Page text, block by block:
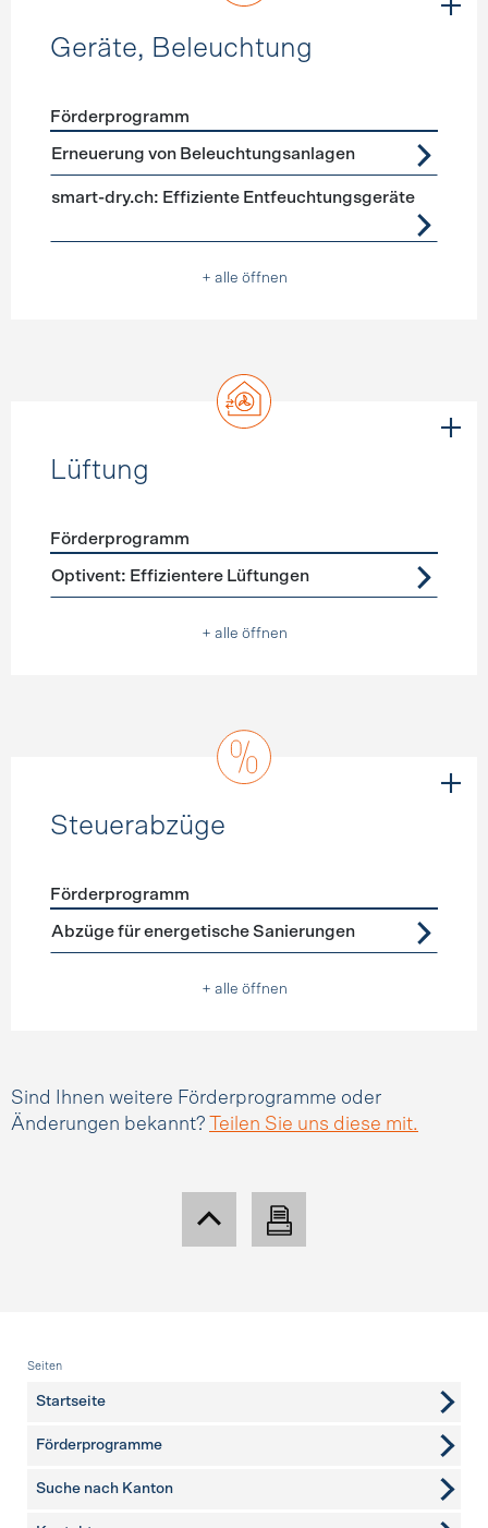
Geräte, Beleuchtung
Förderprogramme Geräte, Beleuchtung
Förderprogramm
Erneuerung von Beleuchtungsanlagen
smart-dry.ch: Effiziente Entfeuchtungsgeräte
+ alle öffnen
Lüftung
Förderprogramme Lüftung
Förderprogramm
Optivent: Effizientere Lüftungen
+ alle öffnen
Steuerabzüge
Förderprogramme Steuerabzüge
Förderprogramm
Abzüge für energetische Sanierungen
+ alle öffnen
Sind Ihnen weitere Förderprogramme oder
Änderungen bekannt?
Teilen Sie uns diese mit.
Fusszeile
Seiten
Startseite
Förderprogramme
Suche nach Kanton